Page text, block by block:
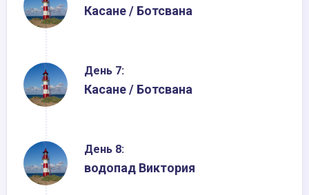
Касане / Ботсвана
День 7:
Касане / Ботсвана
День 8:
водопад Виктория